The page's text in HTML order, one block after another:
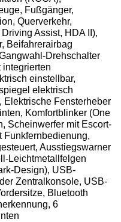
Fußgänger,
Querverkehr,
Assist, HDA II),
Beifahrerairbag
Drehschalter
integrierten
einstellbar,
elektrisch
Elektrische Fensterheber
Komfortblinker (One
Scheinwerfer mit Escort-
Funkfernbedienung,
Ausstiegswarner
Leichtmetallfelgen
Design), USB-
Zentralkonsole, USB-
Bluetooth
6